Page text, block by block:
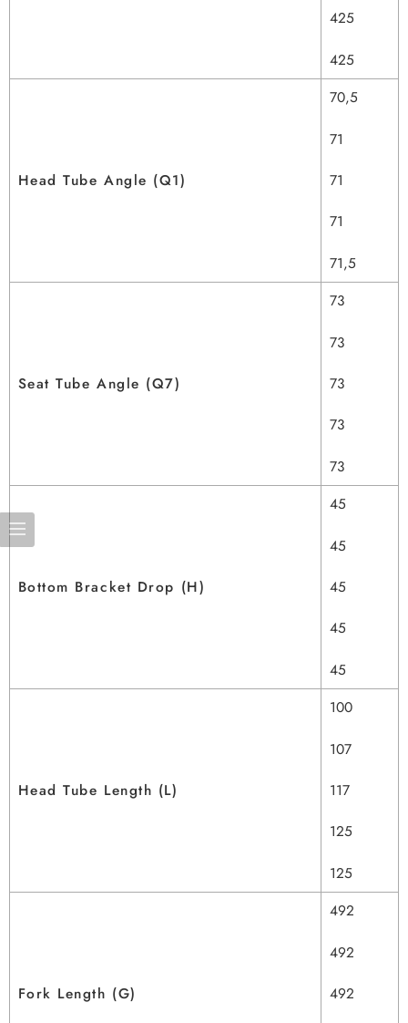
425
425
Head Tube Angle (Q1)
70,5
71
71
71
71,5
Seat Tube Angle (Q7)
73
73
73
73
73
Bottom Bracket Drop (H)
45
45
45
45
45
Head Tube Length (L)
100
107
117
125
125
Fork Length (G)
492
492
492